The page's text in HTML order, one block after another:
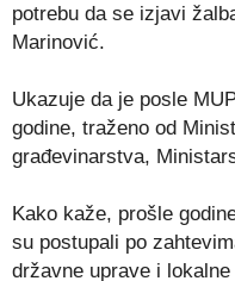
potrebu da se izjavi
Marinović.
Ukazuje da je posle
godine, traženo od
građevinarstva,
Kako kaže, prošle
su postupali po
državne uprave i